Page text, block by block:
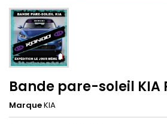
Bande pare-soleil KIA
MarqueKIA